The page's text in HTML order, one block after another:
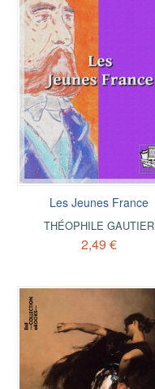
Les Jeunes France
THÉOPHILE GAUTIER
2,49 €